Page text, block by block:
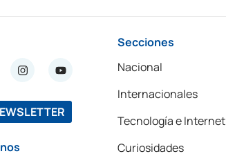
Secciones
Nacional
Internacionales
Tecnología e Internet
Curiosidades